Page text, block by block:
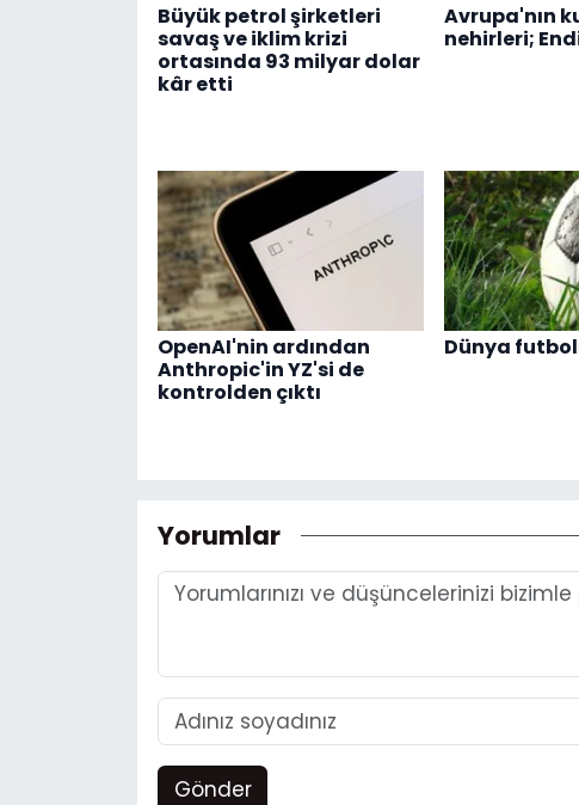
Büyük petrol şirketleri
savaş ve iklim krizi
ortasında 93 milyar dolar
kâr etti
Avrupa'nın
nehirleri;
OpenAI'nin ardından
Anthropic'in YZ'si de
kontrolden çıktı
Dünya
Yorumlar
Gönder